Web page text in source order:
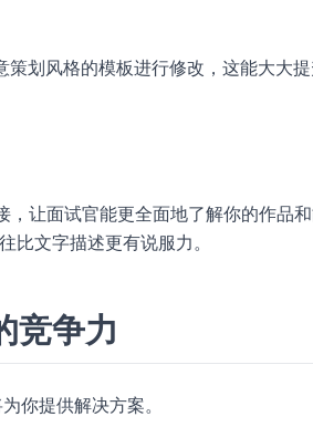
策划风格的模板进行修改，这能大大
让面试官能更全面地了解你的作品
比文字描述更有说服力。
竞争力
你提供解决方案。